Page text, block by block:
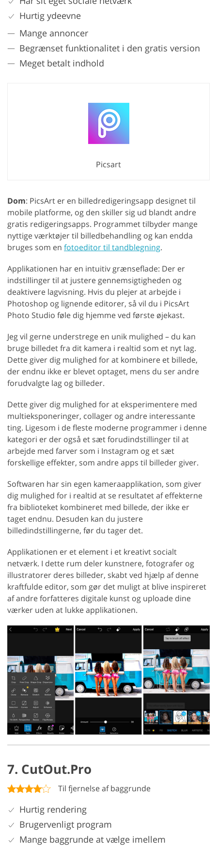
Hurtig ydeevne
Mange annoncer
Begrænset funktionalitet i den gratis version
Meget betalt indhold
Picsart
Dom: PicsArt er en billedredigeringsapp designet til
mobile platforme, og den skiller sig ud blandt andre
gratis redigeringsapps. Programmet tilbyder mange
nyttige værktøjer til billedbehandling og kan endda
bruges som en fotoeditor til tandblegning.
Applikationen har en intuitiv grænseflade: Der er
indstillinger til at justere gennemsigtigheden og
deaktivere lagvisning. Hvis du plejer at arbejde i
Photoshop og lignende editorer, så vil du i PicsArt
Photo Studio føle dig hjemme ved første øjekast.
Jeg vil gerne understrege en unik mulighed – du kan
bruge billedet fra dit kamera i realtid som et nyt lag.
Dette giver dig mulighed for at kombinere et billede,
der endnu ikke er blevet optaget, mens du ser andre
forudvalgte lag og billeder.
Dette giver dig mulighed for at eksperimentere med
multieksponeringer, collager og andre interessante
ting. Ligesom i de fleste moderne programmer i denne
kategori er der også et sæt forudindstillinger til at
arbejde med farver som i Instagram og et sæt
forskellige effekter, som andre apps til billeder giver.
Softwaren har sin egen kameraapplikation, som giver
dig mulighed for i realtid at se resultatet af effekterne
fra biblioteket kombineret med billede, der ikke er
taget endnu. Desuden kan du justere
billedindstillingerne, før du tager det.
Applikationen er et element i et kreativt socialt
netværk. I dette rum deler kunstnere, fotografer og
illustratorer deres billeder, skabt ved hjælp af denne
kraftfulde editor, som gør det muligt at blive inspireret
af andre forfatteres digitale kunst og uploade dine
værker uden at lukke applikationen.
7. CutOut.Pro
Til fjernelse af baggrunde
Hurtig rendering
Brugervenligt program
Mange baggrunde at vælge imellem